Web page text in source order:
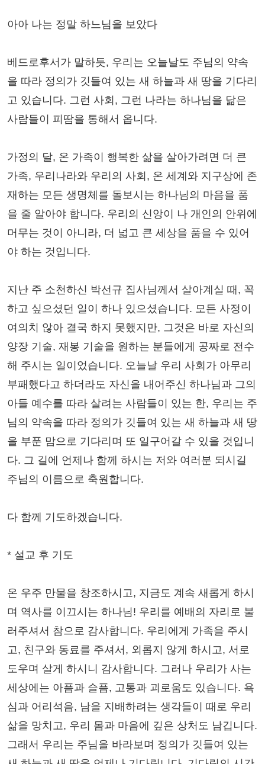
아아 나는 정말 하느님을 보았다
베드로후서가 말하듯, 우리는 오늘날도 주님의 약속
을 따라 정의가 깃들여 있는 새 하늘과 새 땅을 기다리
고 있습니다. 그런 사회, 그런 나라는 하나님을 닮은
사람들이 피땀을 통해서 옵니다.
가정의 달, 온 가족이 행복한 삶을 살아가려면 더 큰
가족, 우리나라와 우리의 사회, 온 세계와 지구상에 존
재하는 모든 생명체를 돌보시는 하나님의 마음을 품
을 줄 알아야 합니다. 우리의 신앙이 나 개인의 안위에
머무는 것이 아니라, 더 넓고 큰 세상을 품을 수 있어
야 하는 것입니다.
지난 주 소천하신 박선규 집사님께서 살아계실 때, 꼭
하고 싶으셨던 일이 하나 있으셨습니다. 모든 사정이
여의치 않아 결국 하지 못했지만, 그것은 바로 자신의
양장 기술, 재봉 기술을 원하는 분들에게 공짜로 전수
해 주시는 일이었습니다. 오늘날 우리 사회가 아무리
부패했다고 하더라도 자신을 내어주신 하나님과 그의
아들 예수를 따라 살려는 사람들이 있는 한, 우리는 주
님의 약속을 따라 정의가 깃들여 있는 새 하늘과 새 땅
을 부푼 맘으로 기다리며 또 일구어갈 수 있을 것입니
다. 그 길에 언제나 함께 하시는 저와 여러분 되시길
주님의 이름으로 축원합니다.
다 함께 기도하겠습니다.
* 설교 후 기도
온 우주 만물을 창조하시고, 지금도 계속 새롭게 하시
며 역사를 이끄시는 하나님! 우리를 예배의 자리로 불
러주셔서 참으로 감사합니다. 우리에게 가족을 주시
고, 친구와 동료를 주셔서, 외롭지 않게 하시고, 서로
도우며 살게 하시니 감사합니다. 그러나 우리가 사는
세상에는 아픔과 슬픔, 고통과 괴로움도 있습니다. 욕
심과 어리석음, 남을 지배하려는 생각들이 때로 우리
삶을 망치고, 우리 몸과 마음에 깊은 상처도 남깁니다.
그래서 우리는 주님을 바라보며 정의가 깃들여 있는